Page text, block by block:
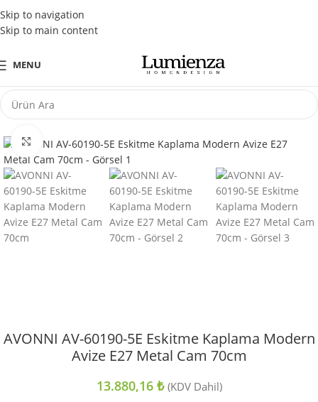
Skip to navigation
Skip to main content
Tüm Kredi Kartlarına Peşin Fiyatına 3 Taksit Fırsatı
MENU
Büyütmek için tıklayın
AVONNI AV-60190-5E Eskitme Kaplama Modern
Avize E27 Metal Cam 70cm
13.880,16 ₺ (KDV Dahil)